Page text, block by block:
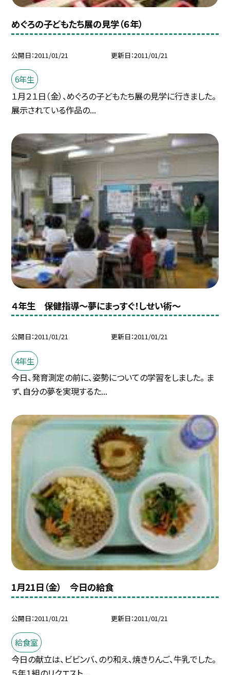
めぐろの子どもたち展の見学（６年）
公開日 2011/01/21 更新日 2011/01/21
6年生
１月２１日（金）、めぐろの子どもたち展の見学に行きました。
展示されている作品の...
４年生 保健指導〜夢にまっすぐ！しせい術〜
公開日 2011/01/21 更新日 2011/01/21
4年生
今日、発育測定の前に、姿勢についての学習をしました。 ま
ず、自分の夢を実現するた...
1月21日（金） 今日の給食
公開日 2011/01/21 更新日 2011/01/21
給食室
今日の献立は、ビビンバ、のり和え、焼きりんご、牛乳でした。